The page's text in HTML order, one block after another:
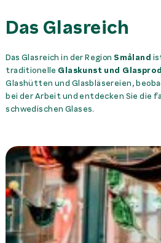
Das Glasreich
Das Glasreich in der Region Småland
traditionelle Glaskunst und
Glashütten und Glasbläsereien,
bei der Arbeit und entdecken Sie die
schwedischen Glases.